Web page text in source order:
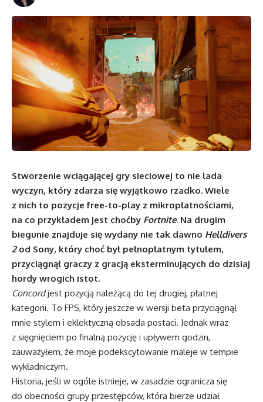
Stworzenie wciągającej gry sieciowej to nie lada
wyczyn, który zdarza się wyjątkowo rzadko. Wiele
z nich to pozycje free-to-play z mikropłatnościami,
na co przykładem jest choćby Fortnite. Na drugim
biegunie znajduje się wydany nie tak dawno Helldivers
2od Sony, który choć był pełnopłatnym tytułem,
przyciągnął graczy z gracją eksterminujących do dzisiaj
hordy wrogich istot.
Concordjest pozycją należącą do tej drugiej, płatnej
kategorii. To FPS, który jeszcze w wersji beta przyciągnął
mnie stylem i eklektyczną obsada postaci. Jednak wraz
z sięgnięciem po finalną pozycję i upływem godzin,
zauważyłem, że moje podekscytowanie maleje w tempie
wykładniczym.
Historia, jeśli w ogóle istnieje, w zasadzie ogranicza się
do obecności grupy przestępców, która bierze udział